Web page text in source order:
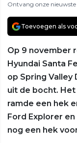
Ontvang onze nieuwste
Toevoegen als
Op 9 november
Hyundai Santa
op Spring Valley
uit de bocht.
ramde een hek
Ford Explorer
nog een hek